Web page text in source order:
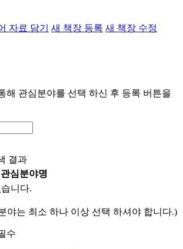
자료 담기 새 책장 등록 새 책장 수정
해 관심분야를 선택 하신 후 등록 버튼을
결과
관심분야명
니다.
야는 최소 하나 이상 선택 하셔야 합니다.)